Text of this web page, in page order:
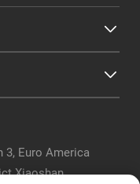
3, Euro America
Xiaoshan,